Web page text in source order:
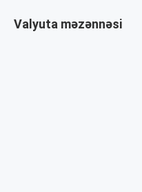
Valyuta məzənnəsi